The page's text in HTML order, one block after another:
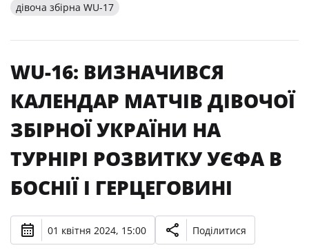
дівоча збірна WU-17
WU-16: ВИЗНАЧИВСЯ
КАЛЕНДАР МАТЧІВ ДІВОЧОЇ
ЗБІРНОЇ УКРАЇНИ НА
ТУРНІРІ РОЗВИТКУ УЄФА В
БОСНІЇ І ГЕРЦЕГОВИНІ
01 квітня 2024, 15:00 Поділитися